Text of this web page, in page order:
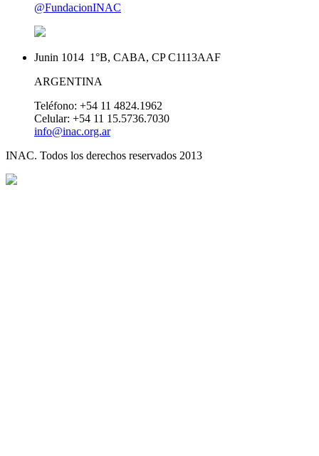
@FundacionINAC
Junin 1014 1°B, CABA, CP C1113AAF
ARGENTINA
Teléfono: +54 11 4824.1962
Celular: +54 11 15.5736.7030
info@inac.org.ar
INAC. Todos los derechos reservados 2013